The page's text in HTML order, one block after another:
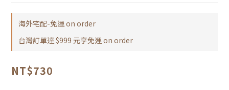
海外宅配-免運 on order
台灣訂單達 $999 元享免運 on order
NT$730